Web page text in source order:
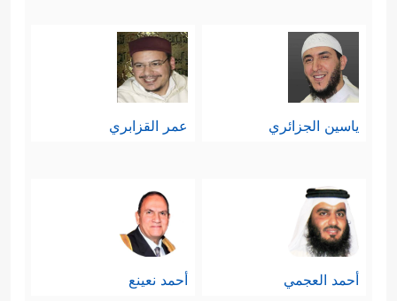
ياسين الجزائري عمر القزابري
أحمد العجمي أحمد نعينع